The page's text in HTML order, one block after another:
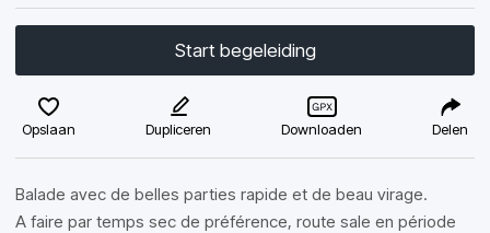
Start begeleiding
Opslaan Dupliceren Downloaden Delen
Balade avec de belles parties rapide et de beau virage.
A faire par temps sec de préférence, route sale en période